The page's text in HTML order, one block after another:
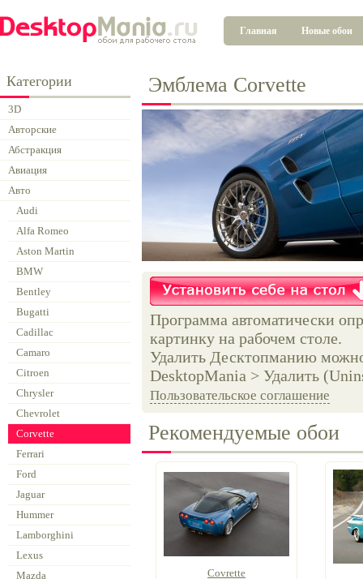
Главная Новые обои
Категории
3D
Авторские
Абстракция
Авиация
Авто
Audi
Alfa Romeo
Aston Martin
BMW
Bentley
Bugatti
Cadillac
Camaro
Citroen
Chrysler
Chevrolet
Corvette
Ferrari
Ford
Jaguar
Hummer
Lamborghini
Lexus
Mazda
Эмблема Corvette
Программа автоматически
картинку на рабочем столе.
Удалить Десктопманию
DesktopMania > Удалить
Пользовательское соглашение
Рекомендуемые обои
Covrette